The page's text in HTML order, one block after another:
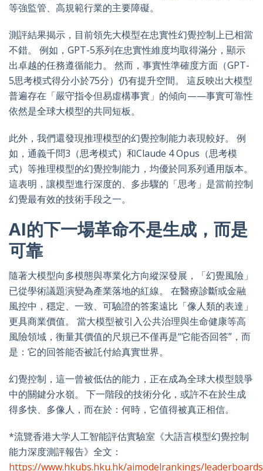
等強監管、高規範行業的主要障礙。
測評結果揭示，目前領先大模型在忠實性幻覺控制上已相當
不錯。 例如，GPT-5系列在忠實性維度均取得滿分，顯示
出卓越的任務遵循能力。 然而，事實性準確度方面（GPT-
5思考模式得分小於75分）仍有提升空間。 這反映出大模型
普遍存在「嚴守指令但易虛構事實」的傾向——事實可靠性
依然是全球大模型的共同短板。
此外，我們還發現推理模型的幻覺控制能力表現較好。 例
如，通義千問3（思考模式）和Claude 4 Opus（思考模
式）等推理模型的幻覺控制能力，均優於同系列通用版本。
這表明，讓模型進行深度的、多步驟的「思考」是當前控制
幻覺最有效的技術手段之一。
AI的下一場革命不是生成，而是
可靠
隨著大模型向多模態與專業化方向縱深發展，「幻覺風險」
已從學術議題演變為產業落地的紅線。 在醫療診斷或金融
風控中，穩定、一致、可驗證的答案遠比「像人類的表達」
更具商業價值。 當大模型被引入公共治理與生命健康等高
風險領域，衡量其價值的尺規已不僅再是“它能否回答”，而
是：它的回答能否被託付給真實世界。
幻覺控制，這一曾被低估的能力，正在成為全球大模型競爭
中的關鍵分水嶺。 下一階段的技術分化，或許不在於生成
得多快、多像人，而在於：何時，它值得被真正相信。
*流覽香港大学人工智能評估實驗室《大語言模型幻覺控制
能力深度測評報告》全文：
https://www.hkubs.hku.hk/aimodelrankings/